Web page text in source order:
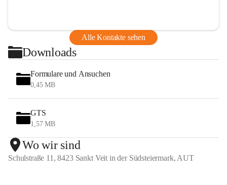
Alle Kontakte sehen
Downloads
Formulare und Ansuchen
0,45 MB
GTS
1,57 MB
Wo wir sind
Schulstraße 11, 8423 Sankt Veit in der Südsteiermark, AUT